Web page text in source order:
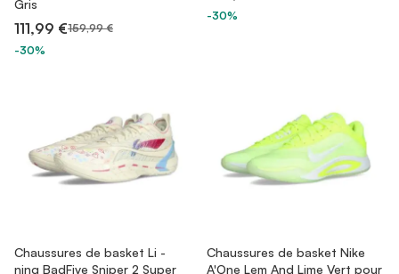
Gris
111,99 €159,99 €
-30%
-30%
Chaussures de basket Li -
ning BadFive Sniper 2 Super
Chaussures de basket Nike
A'One Lem And Lime Vert pour